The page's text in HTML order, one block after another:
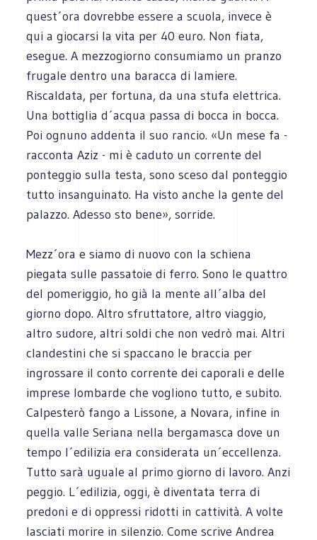
quest´ora dovrebbe essere a scuola, invece è
qui a giocarsi la vita per 40 euro. Non fiata,
esegue. A mezzogiorno consumiamo un pranzo
frugale dentro una baracca di lamiere.
Riscaldata, per fortuna, da una stufa elettrica.
Una bottiglia d´acqua passa di bocca in bocca.
Poi ognuno addenta il suo rancio. «Un mese fa -
racconta Aziz - mi è caduto un corrente del
ponteggio sulla testa, sono sceso dal ponteggio
tutto insanguinato. Ha visto anche la gente del
palazzo. Adesso sto bene», sorride.
Mezz´ora e siamo di nuovo con la schiena
piegata sulle passatoie di ferro. Sono le quattro
del pomeriggio, ho già la mente all´alba del
giorno dopo. Altro sfruttatore, altro viaggio,
altro sudore, altri soldi che non vedrò mai. Altri
clandestini che si spaccano le braccia per
ingrossare il conto corrente dei caporali e delle
imprese lombarde che vogliono tutto, e subito.
Calpesterò fango a Lissone, a Novara, infine in
quella valle Seriana nella bergamasca dove un
tempo l´edilizia era considerata un´eccellenza.
Tutto sarà uguale al primo giorno di lavoro. Anzi
peggio. L´edilizia, oggi, è diventata terra di
predoni e di oppressi ridotti in cattività. A volte
lasciati morire in silenzio. Come scrive Andrea